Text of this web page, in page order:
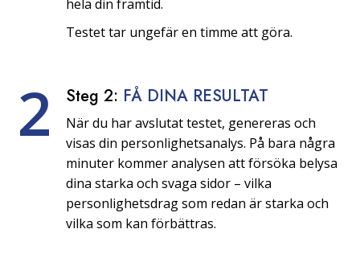
hela din framtid.
Testet tar ungefär en timme att göra.
2 Steg 2: FÅ DINA RESULTAT
När du har avslutat testet, genereras och
visas din personlighetsanalys. På bara några
minuter kommer analysen att försöka belysa
dina starka och svaga sidor – vilka
personlighetsdrag som redan är starka och
vilka som kan förbättras.